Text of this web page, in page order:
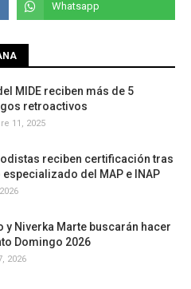
MIDE reciben más de 5
retroactivos
11, 2025
reciben certificación tras
del MAP e INAP
y Niverka Marte buscarán hacer
Domingo 2026
2026